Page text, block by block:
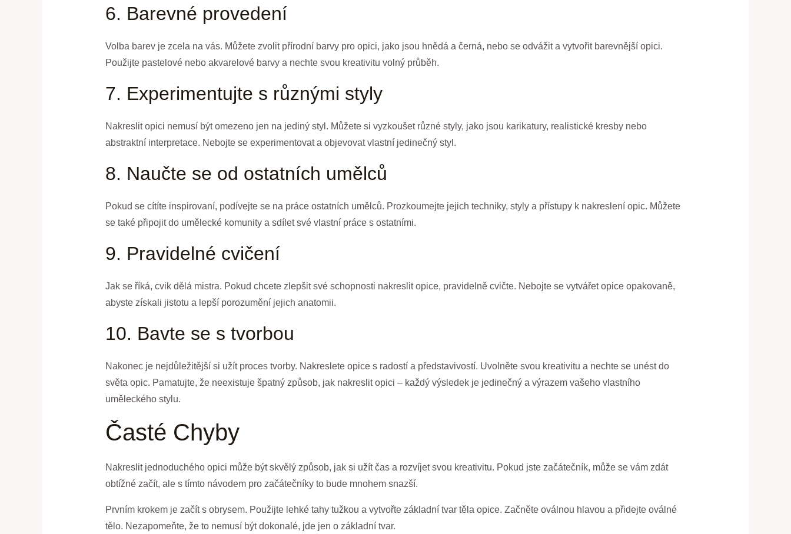
6. Barevné provedení
Volba barev je zcela na vás. Můžete zvolit přírodní barvy pro opici, jako jsou hnědá a černá, nebo se odvážit a vytvořit barevnější opici.
Použijte pastelové nebo akvarelové barvy a nechte svou kreativitu volný průběh.
7. Experimentujte s různými styly
Nakreslit opici nemusí být omezeno jen na jediný styl. Můžete si vyzkoušet různé styly, jako jsou karikatury, realistické kresby nebo
abstraktní interpretace. Nebojte se experimentovat a objevovat vlastní jedinečný styl.
8. Naučte se od ostatních umělců
Pokud se cítíte inspirovaní, podívejte se na práce ostatních umělců. Prozkoumejte jejich techniky, styly a přístupy k nakreslení opic. Můžete
se také připojit do umělecké komunity a sdílet své vlastní práce s ostatními.
9. Pravidelné cvičení
Jak se říká, cvik dělá mistra. Pokud chcete zlepšit své schopnosti nakreslit opice, pravidelně cvičte. Nebojte se vytvářet opice opakovaně,
abyste získali jistotu a lepší porozumění jejich anatomii.
10. Bavte se s tvorbou
Nakonec je nejdůležitější si užít proces tvorby. Nakreslete opice s radostí a představivostí. Uvolněte svou kreativitu a nechte se unést do
světa opic. Pamatujte, že neexistuje špatný způsob, jak nakreslit opici – každý výsledek je jedinečný a výrazem vašeho vlastního
uměleckého stylu.
Časté Chyby
Nakreslit jednoduchého opici může být skvělý způsob, jak si užít čas a rozvíjet svou kreativitu. Pokud jste začátečník, může se vám zdát
obtížné začít, ale s tímto návodem pro začátečníky to bude mnohem snazší.
Prvním krokem je začít s obrysem. Použijte lehké tahy tužkou a vytvořte základní tvar těla opice. Začněte oválnou hlavou a přidejte oválné
tělo. Nezapomeňte, že to nemusí být dokonalé, jde jen o základní tvar.